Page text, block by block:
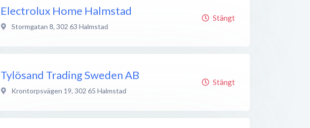
Electrolux Home Halmstad
Stormgatan 8, 302 63 Halmstad
Stängt
Tylösand Trading Sweden AB
Krontorpsvägen 19, 302 65 Halmstad
Stängt